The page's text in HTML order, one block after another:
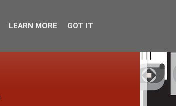
LEARN MORE GOT IT